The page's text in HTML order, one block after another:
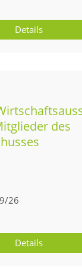
Details
des
26
Details